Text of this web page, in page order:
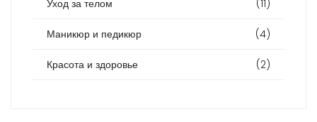
Уход за телом (11)
Маникюр и педикюр (4)
Красота и здоровье (2)